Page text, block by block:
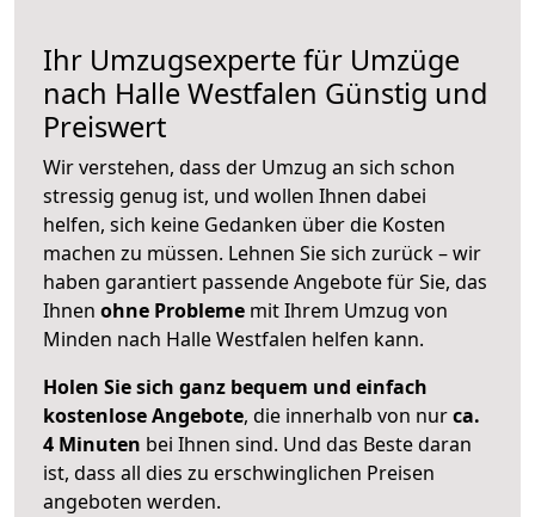
Ihr Umzugsexperte für Umzüge
nach Halle Westfalen Günstig und
Preiswert
Wir verstehen, dass der Umzug an sich schon
stressig genug ist, und wollen Ihnen dabei
helfen, sich keine Gedanken über die Kosten
machen zu müssen. Lehnen Sie sich zurück – wir
haben garantiert passende Angebote für Sie, das
Ihnen ohne Probleme mit Ihrem Umzug von
Minden nach Halle Westfalen helfen kann.
Holen Sie sich ganz bequem und einfach
kostenlose Angebote, die innerhalb von nurca.
4 Minuten bei Ihnen sind. Und das Beste daran
ist, dass all dies zu erschwinglichen Preisen
angeboten werden.